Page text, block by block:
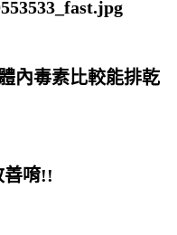
內毒素比較能排乾
善唷!!